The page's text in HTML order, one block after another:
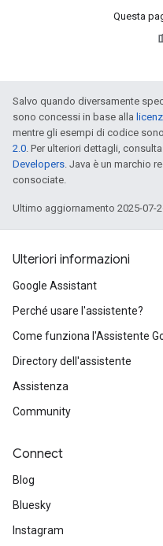
Questa
Salvo quando diversamente
sono concessi in base alla
mentre gli esempi di codice
2.0. Per ulteriori dettagli,
Developers. Java è un marchio
consociate.
Ultimo aggiornamento 2025-07-
Ulteriori informazioni
Google Assistant
Perché usare l'assistente?
Come funziona l'Assistente
Directory dell'assistente
Assistenza
Community
Connect
Blog
Bluesky
Instagram